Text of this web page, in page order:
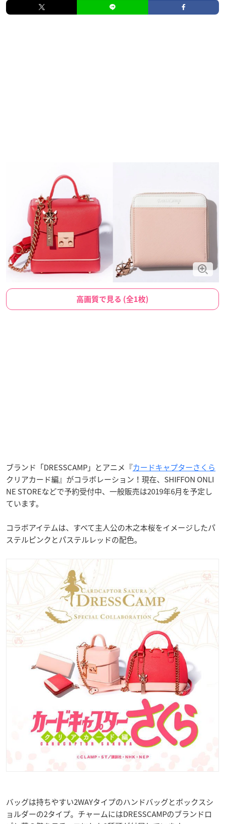
高画質で見る (全1枚)
ブランド「DRESSCAMP」とアニメ『カードキャプターさくら
クリアカード編』がコラボレーション！現在、SHIFFON ONLI
NE STOREなどで予約受付中、一般販売は2019年6月を予定し
ています。
コラボアイテムは、すべて主人公の木之本桜をイメージしたパ
ステルピンクとパステルレッドの配色。
バッグは持ちやすい2WAYタイプのハンドバッグとボックスシ
ョルダーの2タイプ。チャームにはDRESSCAMPのブランドロ